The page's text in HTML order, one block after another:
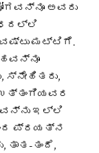
ಅವರು
ಮಟ್ಟಿಗೆ.
ಸ್ನೇಹಿತರು,
ಇಲ್ಲಿ
ಪ್ರಯತ್ನ
ತಾತ-ತಂದೆ,